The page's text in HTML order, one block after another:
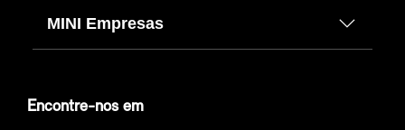
MINI Empresas
Encontre-nos em